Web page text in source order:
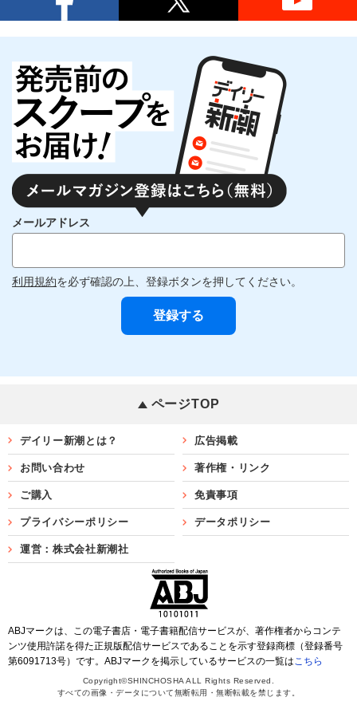
メールアドレス
利用規約を必ず確認の上、登録ボタンを押してください。
ページTOP
デイリー新潮とは？ 広告掲載
お問い合わせ 著作権・リンク
ご購入 免責事項
プライバシーポリシー データポリシー
運営：株式会社新潮社
ABJマークは、この電子書店・電子書籍配信サービスが、著作権者からコンテ
ンツ使用許諾を得た正規版配信サービスであることを示す登録商標（登録番号
第6091713号）です。ABJマークを掲示しているサービスの一覧はこちら
Copyright©SHINCHOSHA ALL Rights Reserved.
すべての画像・データについて無断転用・無断転載を禁じます。